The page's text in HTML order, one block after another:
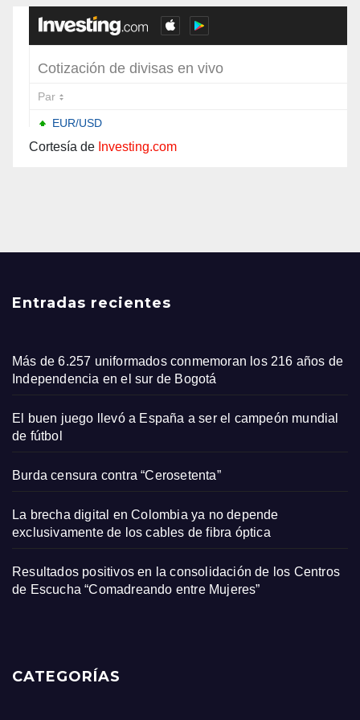
Cortesía de Investing.com
Entradas recientes
Más de 6.257 uniformados conmemoran los 216 años de
Independencia en el sur de Bogotá
El buen juego llevó a España a ser el campeón mundial
de fútbol
Burda censura contra “Cerosetenta”
La brecha digital en Colombia ya no depende
exclusivamente de los cables de fibra óptica
Resultados positivos en la consolidación de los Centros
de Escucha “Comadreando entre Mujeres”
CATEGORÍAS